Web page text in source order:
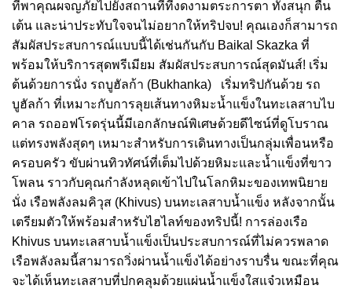
ที่พาคุณผจญภัยไปยังสถานที่ที่งดงามตระการตา ทั้งสนุก ตื่น
เต้น และน่าประทับใจจนไม่อยากให้ทริปจบ! คุณเองก็สามารถ
สัมผัสประสบการณ์แบบนี้ได้เช่นกันกับ Baikal Skazka ที่
พร้อมให้บริการสุดพรีเมียม สัมผัสประสบการณ์สุดมันส์! เริ่ม
ต้นด้วยการนั่ง รถบูฮัลก้า (Bukhanka) เริ่มทริปกันด้วย รถ
บูฮัลก้า ที่เหมาะกับการลุยเส้นทางหิมะน้ำแข็งในทะเลสาบไบ
คาล รถออฟโรดรุ่นนี้มีเอกลักษณ์พิเศษด้วยดีไซน์ที่ดูโบราณ
แต่ทรงพลังสุดๆ เหมาะสำหรับการเดินทางเป็นกลุ่มเพื่อนหรือ
ครอบครัว ขับผ่านทิวทัศน์ที่เต็มไปด้วยหิมะและน้ำแข็งที่ขาว
โพลน ราวกับคุณกำลังหลุดเข้าไปในโลกหิมะของเทพนิยาย
นั่ง เรือพลังลมคิวุส (Khivus) บนทะเลสาบน้ำแข็ง หลังจากนั้น
เตรียมตัวให้พร้อมสำหรับไฮไลท์ของทริปนี้! การล่องเรือ
Khivus บนทะเลสาบน้ำแข็งเป็นประสบการณ์ที่ไม่ควรพลาด
เรือพลังลมนี้สามารถวิ่งผ่านน้ำแข็งได้อย่างราบรื่น ขณะที่คุณ
จะได้เห็นทะเลสาบที่ปกคลุมด้วยแผ่นน้ำแข็งใสแจ๋วเหมือน